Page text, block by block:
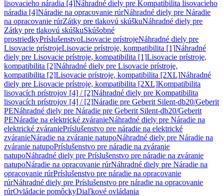
lisovacieho náradia [4]Náhradné diely pre Kompatibilita lisovacieho
náradia [4]Náradie na opracovanie rúrNáhradné diely pre Náradie
na opracovanie rúrZátky pre tlakovú skúškuNáhradné diely pre
Zátky pre tlakovú skúškuSkúšobné
prostriedkyPríslušenstvoLisovacie prístrojeNáhradné diely pre
Lisovacie prístrojeLisovacie prístroje, kompatibilita [1]Náhradné
diely pre Lisovacie prístroje, kompatibilita [1]Lisovacie prístroje,
kompatibilita [2]Náhradné diely pre Lisovacie prístroje,
kompatibilita [2]Lisovacie prístroje, kompatibilita [2XL]Náhradné
diely pre Lisovacie prístroje, kompatibilita [2XL]Kompatibilita
lisovacích prístrojov [4] / [2]Náhradné diely pre Kompatibilita
lisovacích prístrojov [4] / [2]Náradie pre Geberit Silent-db20/Geberit
PENáhradné diely pre Náradie pre Geberit Silent-db20/Geberit
PENáradie na elektrické zváranieNáhradné diely pre Náradie na
elektrické zváraniePríslušenstvo pre náradie na elektrické
zváranieNáradie na zváranie natupoNáhradné diely pre Náradie na
zváranie natupoPríslušenstvo pre náradie na zváranie
natupoNáhradné diely pre Príslušenstvo pre náradie na zváranie
natupoNáradie na opracovanie rúrNáhradné diely pre Náradie na
opracovanie rúrPríslušenstvo pre náradie na opracovanie
rúrNáhradné diely pre Príslušenstvo pre náradie na opracovanie
rúrOvládacie pomôckyDiaľkové ovládania